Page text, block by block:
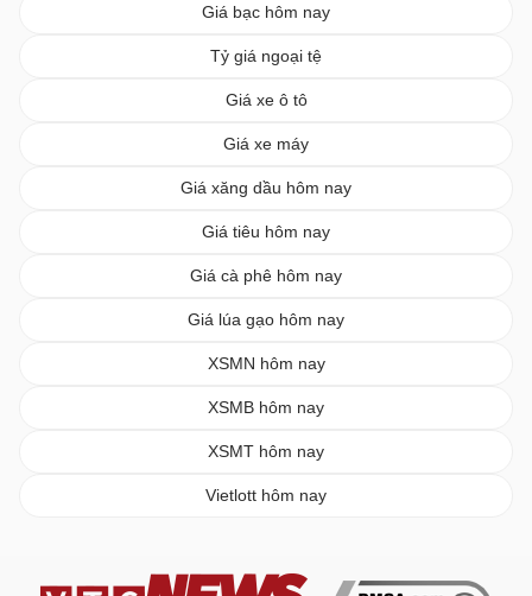
Giá bạc hôm nay
Tỷ giá ngoại tệ
Giá xe ô tô
Giá xe máy
Giá xăng dầu hôm nay
Giá tiêu hôm nay
Giá cà phê hôm nay
Giá lúa gạo hôm nay
XSMN hôm nay
XSMB hôm nay
XSMT hôm nay
Vietlott hôm nay